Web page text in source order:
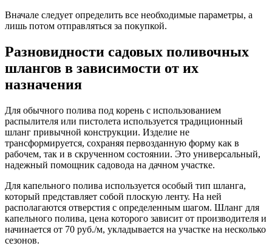
Вначале следует определить все необходимые параметры, а
лишь потом отправляться за покупкой.
Разновидности садовых поливочных
шлангов в зависимости от их
назначения
Для обычного полива под корень с использованием
распылителя или пистолета используется традиционный
шланг привычной конструкции. Изделие не
трансформируется, сохраняя первозданную форму как в
рабочем, так и в скрученном состоянии. Это универсальный,
надежный помощник садовода на дачном участке.
Для капельного полива используется особый тип шланга,
который представляет собой плоскую ленту. На ней
располагаются отверстия с определенным шагом. Шланг для
капельного полива, цена которого зависит от производителя и
начинается от 70 руб./м, укладывается на участке на несколько
сезонов.